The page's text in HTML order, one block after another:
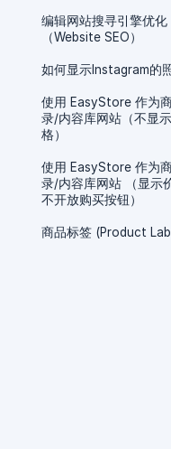
编辑网站搜寻引擎优化
（Website SEO）
如何显示Instagram的
使用 EasyStore 作为
录/内容库网站（不显
格）
使用 EasyStore 作为
录/内容库网站 （显示
不开放购买按钮）
商品标签 (Product